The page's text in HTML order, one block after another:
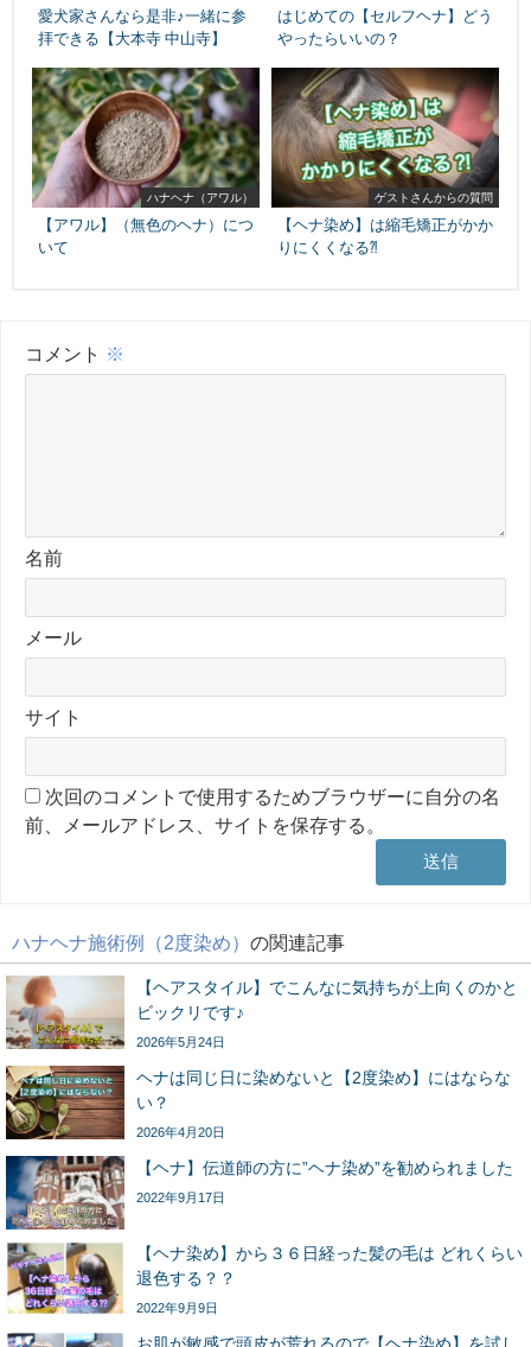
愛犬家さんなら是非♪一緒に参
拝できる【大本寺 中山寺】
はじめての【セルフヘナ】どう
やったらいいの？
ハナヘナ（アワル）
【アワル】（無色のヘナ）につ
いて
ゲストさんからの質問
【ヘナ染め】は縮毛矯正がかか
りにくくなる⁈
コメント ※
名前
メール
サイト
次回のコメントで使用するためブラウザーに自分の名
前、メールアドレス、サイトを保存する。
ハナヘナ施術例（2度染め） の関連記事
【ヘアスタイル】でこんなに気持ちが上向くのかと
ビックリです♪
2026年5月24日
ヘナは同じ日に染めないと【2度染め】にはならな
い？
2026年4月20日
【ヘナ】伝道師の方に”ヘナ染め”を勧められました
2022年9月17日
【ヘナ染め】から３６日経った髪の毛は どれくらい
退色する？？
2022年9月9日
お肌が敏感で頭皮が荒れるので【ヘナ染め】を試し